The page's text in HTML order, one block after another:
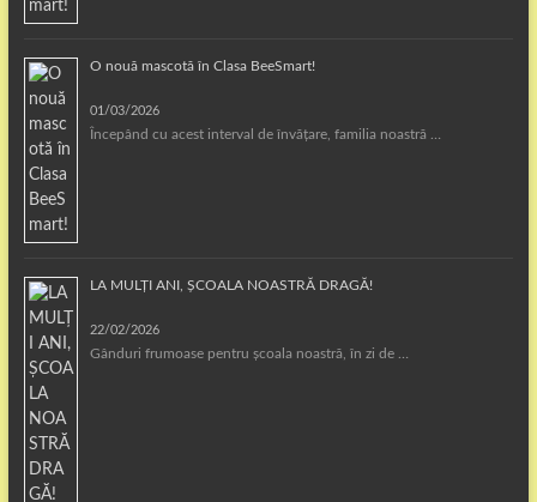
O nouă mascotă în Clasa BeeSmart!
01/03/2026
Începând cu acest interval de învățare, familia noastră …
LA MULȚI ANI, ȘCOALA NOASTRĂ DRAGĂ!
22/02/2026
Gânduri frumoase pentru școala noastră, în zi de …